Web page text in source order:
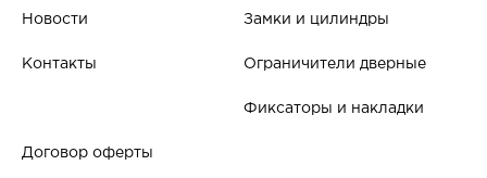
Новости
Контакты
Замки и цилиндры
Ограничители дверные
Фиксаторы и накладки
Договор оферты